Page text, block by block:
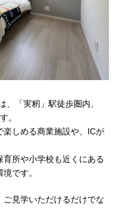
、「実籾」駅徒歩圏内、
。
楽しめる商業施設や、ICが
所や小学校も近くにある
です。
見学いただけるだけでな